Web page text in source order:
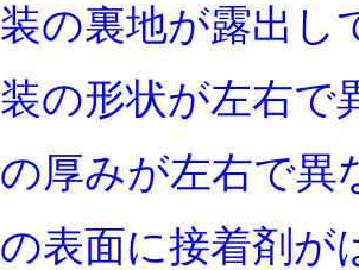
の裏地が露出し
の形状が左右で
厚みが左右で異
表面に接着剤が